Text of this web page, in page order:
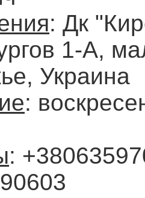
: Дк
1-А,
Украина
:
: